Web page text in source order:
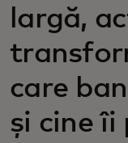
largă,
care
și cine îi